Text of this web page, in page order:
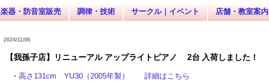
楽器・防音室販売 調律・技術 サークル｜イベント 店舗・教室案内
2024/11/06
【我孫子店】リニューアル アップライトピアノ 2台 入荷しました！
・ 高さ131cm YU30（2005年製） 詳細はこちら